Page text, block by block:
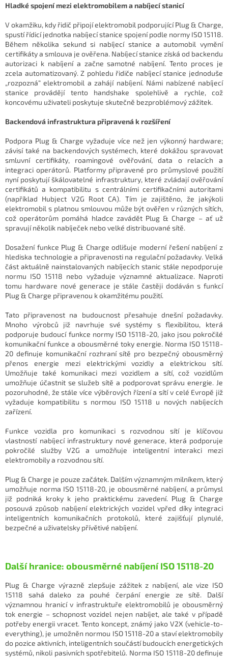
Hladké spojení mezi elektromobilem a nabíjecí stanicí
V okamžiku, kdy řidič připojí elektromobil podporující Plug & Charge,
spustí řídicí jednotka nabíjecí stanice spojení podle normy ISO 15118.
Během několika sekund si nabíjecí stanice a automobil vymění
certifikáty a smlouva je ověřena. Nabíjecí stanice získá od backendu
autorizaci k nabíjení a začne samotné nabíjení. Tento proces je
zcela automatizovaný. Z pohledu řidiče nabíjecí stanice jednoduše
„rozpozná“ elektromobil a zahájí nabíjení. Námi nabízené nabíjecí
stanice provádějí tento handshake spolehlivě a rychle, což
koncovému uživateli poskytuje skutečně bezproblémový zážitek.
Backendová infrastruktura připravená k rozšíření
Podpora Plug & Charge vyžaduje více než jen výkonný hardware;
závisí také na backendových systémech, které dokážou spravovat
smluvní certifikáty, roamingové ověřování, data o relacích a
integraci operátorů. Platformy připravené pro průmyslové použití
nyní poskytují škálovatelné infrastruktury, které zvládají ověřování
certifikátů a kompatibilitu s centrálními certifikačními autoritami
(například Hubject V2G Root CA). Tím je zajištěno, že jakýkoli
elektromobil s platnou smlouvou může být ověřen v různých sítích,
což operátorům pomáhá hladce zavádět Plug & Charge – ať už
spravují několik nabíječek nebo velké distribuované sítě.
Dosažení funkce Plug & Charge odlišuje moderní řešení nabíjení z
hlediska technologie a připravenosti na regulační požadavky. Velká
část aktuálně nainstalovaných nabíjecích stanic stále nepodporuje
normu ISO 15118 nebo vyžaduje významné aktualizace. Naproti
tomu hardware nové generace je stále častěji dodáván s funkcí
Plug & Charge připravenou k okamžitému použití.
Tato připravenost na budoucnost přesahuje dnešní požadavky.
Mnoho výrobců již navrhuje své systémy s flexibilitou, která
podporuje budoucí funkce normy ISO 15118-20, jako jsou pokročilé
komunikační funkce a obousměrné toky energie. Norma ISO 15118-
20 definuje komunikační rozhraní sítě pro bezpečný obousměrný
přenos energie mezi elektrickými vozidly a elektrickou sítí.
Umožňuje také komunikaci mezi vozidlem a sítí, což vozidlům
umožňuje účastnit se služeb sítě a podporovat správu energie. Je
pozoruhodné, že stále více výběrových řízení a sítí v celé Evropě již
vyžaduje kompatibilitu s normou ISO 15118 u nových nabíjecích
zařízení.
Funkce vozidla pro komunikaci s rozvodnou sítí je klíčovou
vlastností nabíjecí infrastruktury nové generace, která podporuje
pokročilé služby V2G a umožňuje inteligentní interakci mezi
elektromobily a rozvodnou sítí.
Plug & Charge je pouze začátek. Dalším významným milníkem, který
umožňuje norma ISO 15118-20, je obousměrné nabíjení, a průmysl
již podniká kroky k jeho praktickému zavedení. Plug & Charge
posouvá způsob nabíjení elektrických vozidel vpřed díky integraci
inteligentních komunikačních protokolů, které zajišťují plynulé,
bezpečné a uživatelsky přívětivé nabíjení.
Další hranice: obousměrné nabíjení ISO 15118-20
Plug & Charge výrazně zlepšuje zážitek z nabíjení, ale vize ISO
15118 sahá daleko za pouhé čerpání energie ze sítě. Další
významnou hranicí v infrastruktuře elektromobilů je obousměrný
tok energie – schopnost vozidel nejen nabíjet, ale také v případě
potřeby energii vracet. Tento koncept, známý jako V2X (vehicle-to-
everything), je umožněn normou ISO 15118-20 a staví elektromobily
do pozice aktivních, inteligentních součástí budoucích energetických
systémů, nikoli pasivních spotřebitelů. Norma ISO 15118-20 definuje